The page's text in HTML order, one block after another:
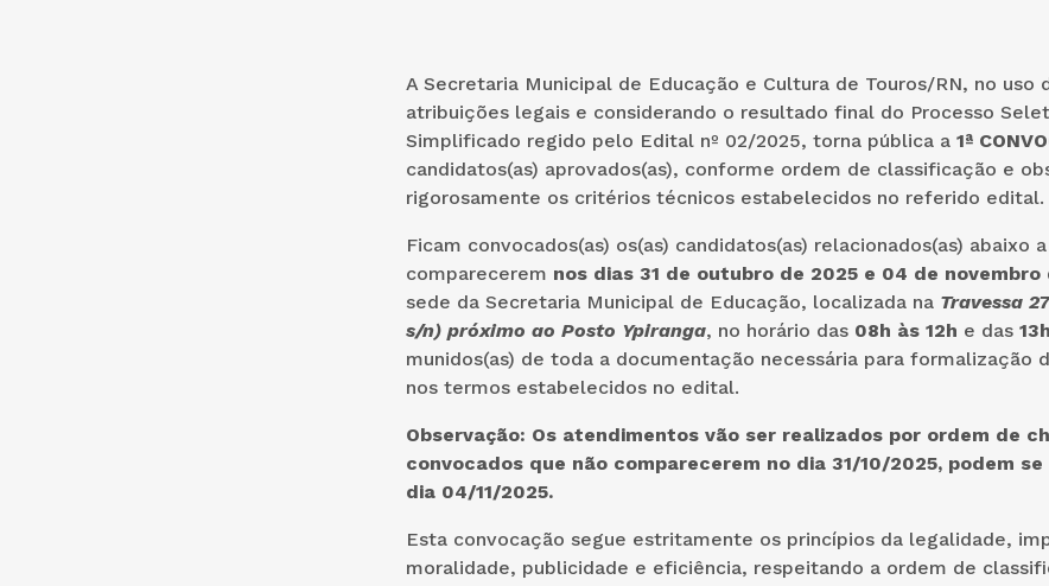
A Secretaria Municipal de Educação e Cultura de Touros/RN, no uso
atribuições legais e considerando o resultado final do Processo
Simplificado regido pelo Edital nº 02/2025, torna pública a 1ª
candidatos(as) aprovados(as), conforme ordem de classificação e
rigorosamente os critérios técnicos estabelecidos no referido edital.
Ficam convocados(as) os(as) candidatos(as) relacionados(as) abaixo a
comparecerem nos dias 31 de outubro de 2025 e 04 de novembro
sede da Secretaria Municipal de Educação, localizada na Travessa
s/n) próximo ao Posto Ypiranga, no horário das 08h às 12h e das
munidos(as) de toda a documentação necessária para formalização
nos termos estabelecidos no edital.
Observação: Os atendimentos vão ser realizados por ordem de
convocados que não comparecerem no dia 31/10/2025, podem
dia 04/11/2025.
Esta convocação segue estritamente os princípios da legalidade,
moralidade, publicidade e eficiência, respeitando a ordem de